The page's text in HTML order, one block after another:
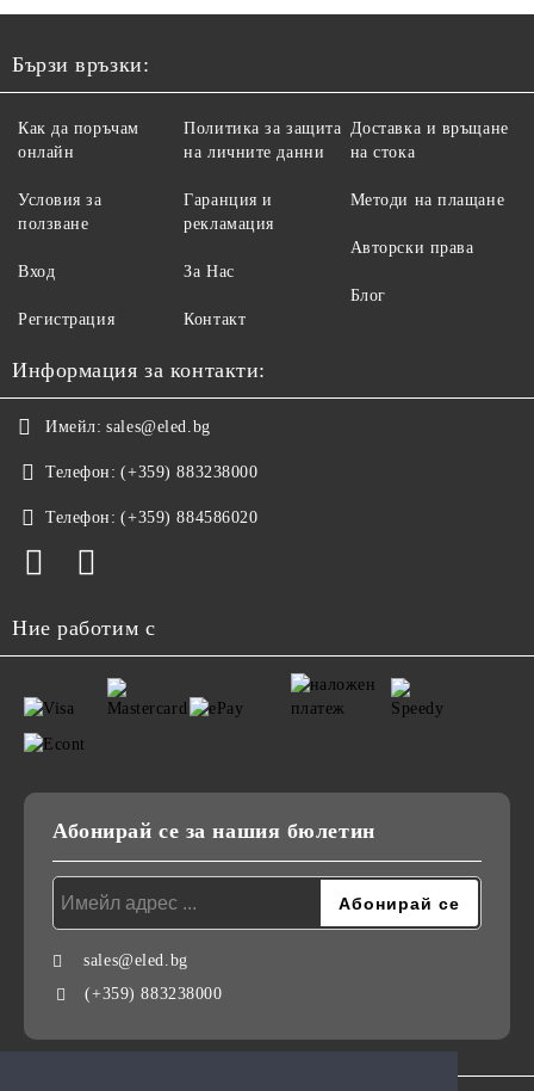
Бързи връзки:
Как да поръчам
онлайн
Условия за
ползване
Вход
Регистрация
Политика за защита
на личните данни
Гаранция и
рекламация
За Нас
Контакт
Доставка и връщане
на стока
Методи на плащане
Авторски права
Блог
Информация за контакти:
Имейл: sales@eled.bg
Телефон: (+359) 883238000
Телефон: (+359) 884586020
Ние работим с
Абонирай се за нашия бюлетин
sales@eled.bg
(+359) 883238000